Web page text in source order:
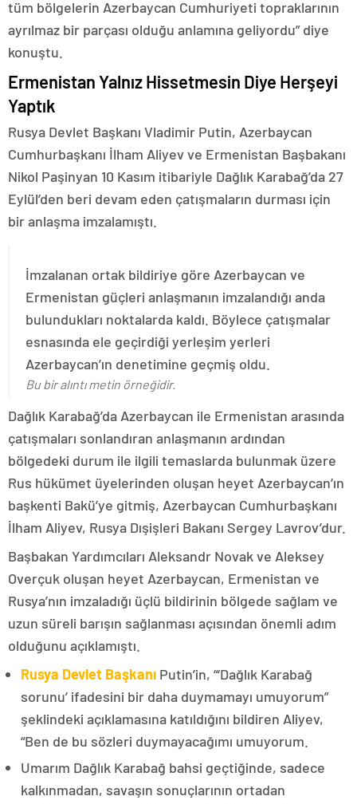
tüm bölgelerin Azerbaycan Cumhuriyeti topraklarının
ayrılmaz bir parçası olduğu anlamına geliyordu” diye
konuştu.
Ermenistan Yalnız Hissetmesin Diye Herşeyi
Yaptık
Rusya Devlet Başkanı Vladimir Putin, Azerbaycan
Cumhurbaşkanı İlham Aliyev ve Ermenistan Başbakanı
Nikol Paşinyan 10 Kasım itibariyle Dağlık Karabağ’da 27
Eylül’den beri devam eden çatışmaların durması için
bir anlaşma imzalamıştı.
İmzalanan ortak bildiriye göre Azerbaycan ve
Ermenistan güçleri anlaşmanın imzalandığı anda
bulundukları noktalarda kaldı. Böylece çatışmalar
esnasında ele geçirdiği yerleşim yerleri
Azerbaycan’ın denetimine geçmiş oldu.
Bu bir alıntı metin örneğidir.
Dağlık Karabağ’da Azerbaycan ile Ermenistan arasında
çatışmaları sonlandıran anlaşmanın ardından
bölgedeki durum ile ilgili temaslarda bulunmak üzere
Rus hükümet üyelerinden oluşan heyet Azerbaycan’ın
başkenti Bakü’ye gitmiş, Azerbaycan Cumhurbaşkanı
İlham Aliyev, Rusya Dışişleri Bakanı Sergey Lavrov’dur.
Başbakan Yardımcıları Aleksandr Novak ve Aleksey
Overçuk oluşan heyet Azerbaycan, Ermenistan ve
Rusya’nın imzaladığı üçlü bildirinin bölgede sağlam ve
uzun süreli barışın sağlanması açısından önemli adım
olduğunu açıklamıştı.
Rusya Devlet Başkanı Putin’in, “‘Dağlık Karabağ
sorunu’ ifadesini bir daha duymamayı umuyorum”
şeklindeki açıklamasına katıldığını bildiren Aliyev,
“Ben de bu sözleri duymayacağımı umuyorum.
Umarım Dağlık Karabağ bahsi geçtiğinde, sadece
kalkınmadan, savaşın sonuçlarının ortadan